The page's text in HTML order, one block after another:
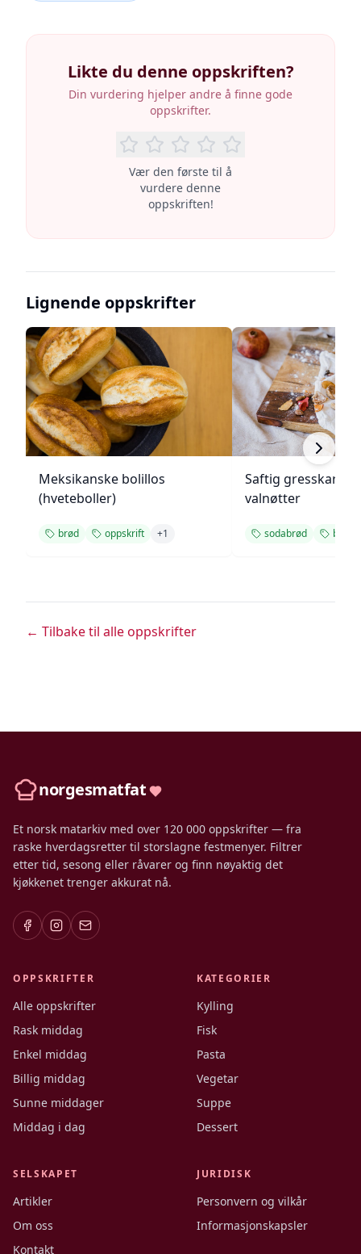
Likte du denne oppskriften?
Din vurdering hjelper andre å finne gode
oppskrifter.
Vær den første til å
vurdere denne
oppskriften!
Lignende oppskrifter
Meksikanske bolillos
(hveteboller)
brød oppskrift +1
Saftig
valnøtter
sodabrød brød
← Tilbake til alle oppskrifter
norgesmatfat
Et norsk matarkiv med over 120 000 oppskrifter — fra
raske hverdagsretter til storslagne festmenyer. Filtrer
etter tid, sesong eller råvarer og finn nøyaktig det
kjøkkenet trenger akkurat nå.
OPPSKRIFTER
Alle oppskrifter
Rask middag
Enkel middag
Billig middag
Sunne middager
Middag i dag
KATEGORIER
Kylling
Fisk
Pasta
Vegetar
Suppe
Dessert
SELSKAPET
Artikler
Om oss
Kontakt
JURIDISK
Personvern og vilkår
Informasjonskapsler